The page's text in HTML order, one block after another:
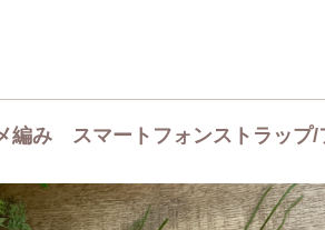
編み スマートフォンストラップ/